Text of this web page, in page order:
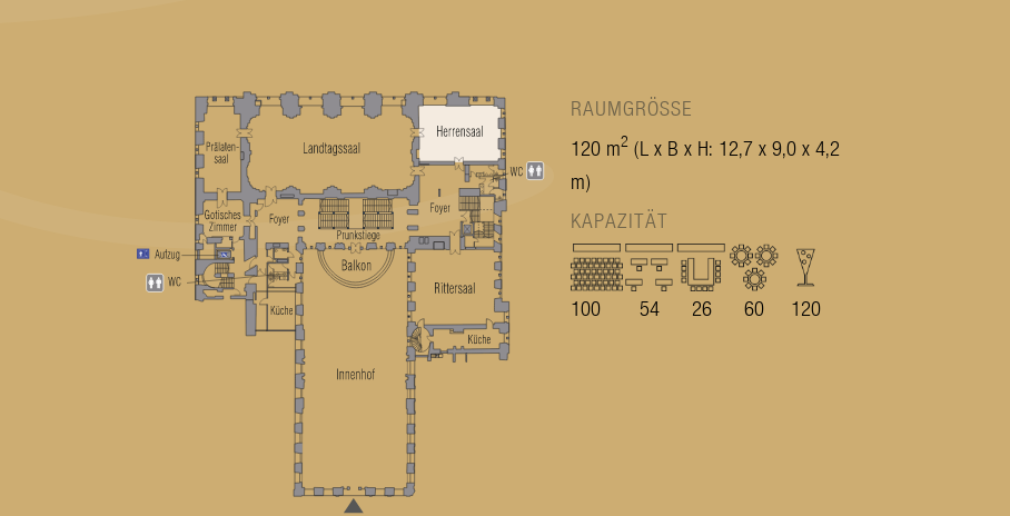
RAUMGRÖSSE
120 m2 (L x B x H: 12,7 x 9,0 x 4,2
m)
KAPAZITÄT
100 54 26 60 120